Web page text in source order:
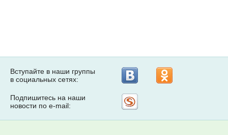
Вступайте в наши группы
в социальных сетях:
Подпишитесь на наши
новости по e-mail: